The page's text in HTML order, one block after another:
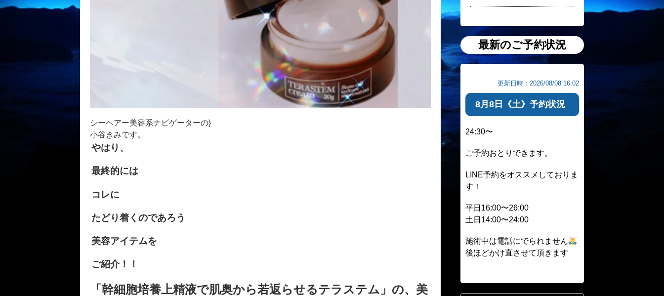
シーヘアー美容系ナビゲーターの}
小谷きみです。
やはり、
最終的には
コレに
たどり着くのであろう
美容アイテムを
ご紹介！！
「幹細胞培養上精液で肌奥から若返らせるテラステム」の、美
最新のご予約状況
更新日時：2026/08/08 16:02
8月8日《土》予約状況
24:30〜
ご予約おとりできます。
LINE予約をオススメしておりま
す！
平日16:00〜26:00
土日14:00〜24:00
施術中は電話にでられません
後ほどかけ直させて頂きます